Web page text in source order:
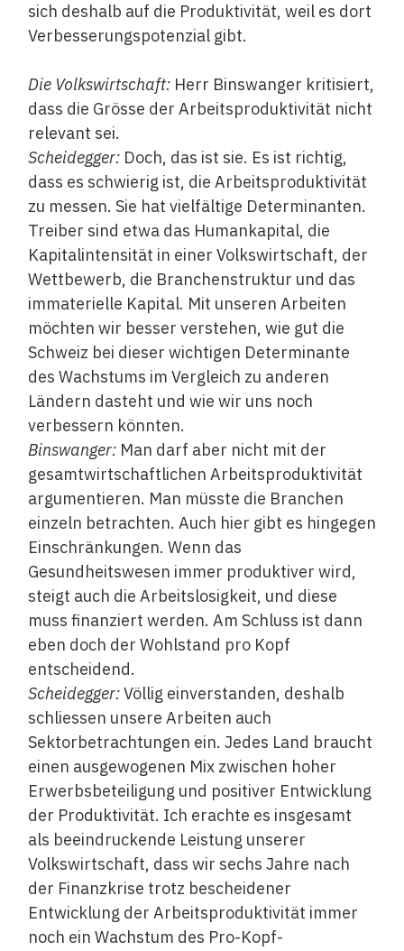
sich deshalb auf die Produktivität, weil es dort
Verbesserungspotenzial gibt.
Die Volkswirtschaft:Herr Binswanger kritisiert,
dass die Grösse der Arbeitsproduktivität nicht
relevant sei.
Scheidegger:Doch, das ist sie. Es ist richtig,
dass es schwierig ist, die Arbeitsproduktivität
zu messen. Sie hat vielfältige Determinanten.
Treiber sind etwa das Humankapital, die
Kapitalintensität in einer Volkswirtschaft, der
Wettbewerb, die Branchenstruktur und das
immaterielle Kapital. Mit unseren Arbeiten
möchten wir besser verstehen, wie gut die
Schweiz bei dieser wichtigen Determinante
des Wachstums im Vergleich zu anderen
Ländern dasteht und wie wir uns noch
verbessern könnten.
Binswanger:Man darf aber nicht mit der
gesamtwirtschaftlichen Arbeitsproduktivität
argumentieren. Man müsste die Branchen
einzeln betrachten. Auch hier gibt es hingegen
Einschränkungen. Wenn das
Gesundheitswesen immer produktiver wird,
steigt auch die Arbeitslosigkeit, und diese
muss finanziert werden. Am Schluss ist dann
eben doch der Wohlstand pro Kopf
entscheidend.
Scheidegger:Völlig einverstanden, deshalb
schliessen unsere Arbeiten auch
Sektorbetrachtungen ein. Jedes Land braucht
einen ausgewogenen Mix zwischen hoher
Erwerbsbeteiligung und positiver Entwicklung
der Produktivität. Ich erachte es insgesamt
als beeindruckende Leistung unserer
Volkswirtschaft, dass wir sechs Jahre nach
der Finanzkrise trotz bescheidener
Entwicklung der Arbeitsproduktivität immer
noch ein Wachstum des Pro-Kopf-